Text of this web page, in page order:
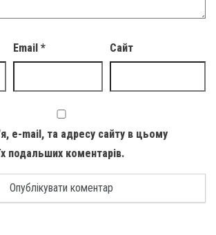
Email* Сайт
e-mail, та адресу сайту в цьому
подальших коментарів.